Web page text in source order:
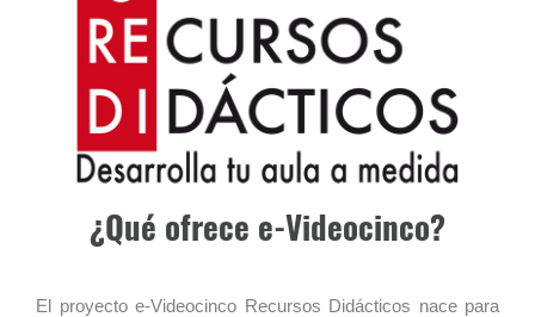
¿Qué ofrece e-Videocinco?
El proyecto e-Videocinco Recursos Didácticos nace para